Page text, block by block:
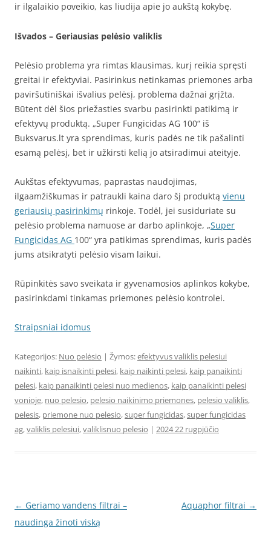
ir ilgalaikio poveikio, kas liudija apie jo aukštą kokybę.
Išvados – Geriausias pelėsio valiklis
Pelėsio problema yra rimtas klausimas, kurį reikia spręsti
greitai ir efektyviai. Pasirinkus netinkamas priemones arba
paviršutiniškai išvalius pelėsį, problema dažnai grįžta.
Būtent dėl šios priežasties svarbu pasirinkti patikimą ir
efektyvų produktą. „Super Fungicidas AG 100“ iš
Buksvarus.lt yra sprendimas, kuris padės ne tik pašalinti
esamą pelėsį, bet ir užkirsti kelią jo atsiradimui ateityje.
Aukštas efektyvumas, paprastas naudojimas,
ilgaamžiškumas ir patraukli kaina daro šį produktą vienu
geriausių pasirinkimų rinkoje. Todėl, jei susiduriate su
pelėsio problema namuose ar darbo aplinkoje, „Super
Fungicidas AG 100“ yra patikimas sprendimas, kuris padės
jums atsikratyti pelėsio visam laikui.
Rūpinkitės savo sveikata ir gyvenamosios aplinkos kokybe,
pasirinkdami tinkamas priemones pelėsio kontrolei.
Straipsniai idomus
Kategorijos: Nuo pelėsio | Žymos:efektyvus valiklis pelesiui
naikinti, kaip isnaikinti pelesi, kaip naikinti pelesi, kaip panaikinti
pelesi, kaip panaikinti pelesi nuo medienos, kaip panaikinti pelesi
vonioje, nuo pelesio, pelesio naikinimo priemones, pelesio valiklis,
pelesis, priemone nuo pelesio,super fungicidas,super fungicidas
ag,valiklis pelesiui,valiklisnuo pelesio | 2024 22 rugpjūčio
Įrašo
navigacija
← Geriamo vandens filtrai –
naudinga žinoti viską
Aquaphor filtrai →